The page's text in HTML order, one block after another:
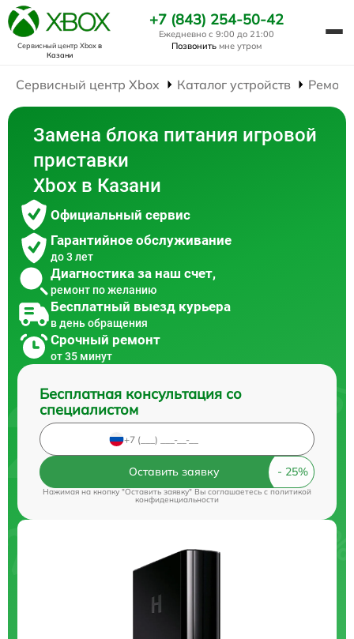
Сервисный центр Xboxв
Казани
+7 (843) 254-50-42
Ежедневно с 9:00 до 21:00
Позвонить мне утром
Сервисный центр Xbox Каталог устройств
Замена блока питания игровой
приставки
Xbox в Казани
Официальный сервис
Гарантийное обслуживание
до 3 лет
Диагностика за наш счет,
ремонт по желанию
Бесплатный выезд курьера
в день обращения
Срочный ремонт
от 35 минут
Бесплатная консультация со
специалистом
Оставить заявку
Нажимая на кнопку "Оставить заявку" Вы соглашаетесь c политикой
конфиденциальности